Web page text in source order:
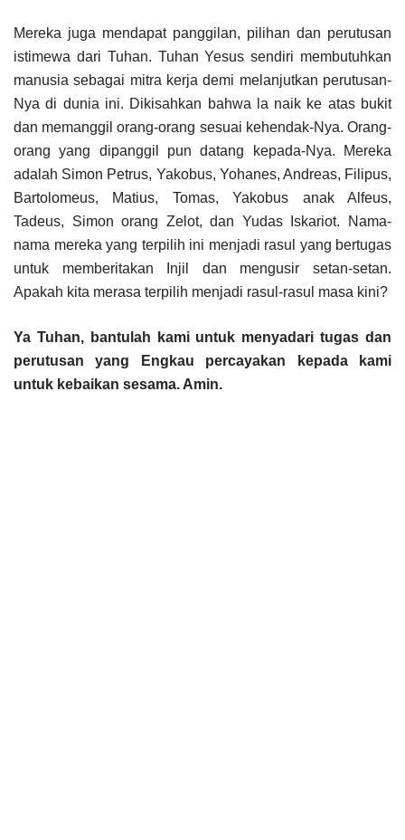
Mereka juga mendapat panggilan, pilihan dan perutusan
istimewa dari Tuhan. Tuhan Yesus sendiri membutuhkan
manusia sebagai mitra kerja demi melanjutkan perutusan-
Nya di dunia ini. Dikisahkan bahwa la naik ke atas bukit
dan memanggil orang-orang sesuai kehendak-Nya. Orang-
orang yang dipanggil pun datang kepada-Nya. Mereka
adalah Simon Petrus, Yakobus, Yohanes, Andreas, Filipus,
Bartolomeus, Matius, Tomas, Yakobus anak Alfeus,
Tadeus, Simon orang Zelot, dan Yudas Iskariot. Nama-
nama mereka yang terpilih ini menjadi rasul yang bertugas
untuk memberitakan Injil dan mengusir setan-setan.
Apakah kita merasa terpilih menjadi rasul-rasul masa kini?
Ya Tuhan, bantulah kami untuk menyadari tugas dan
perutusan yang Engkau percayakan kepada kami
untuk kebaikan sesama. Amin.